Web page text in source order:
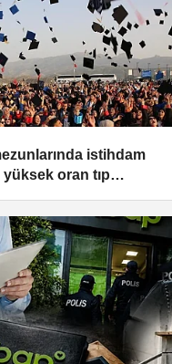
istihdam
oran tıp